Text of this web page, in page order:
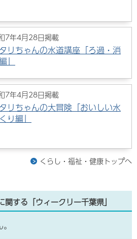
7年4月28日掲載
リちゃんの水道講座「ろ過・消
」
7年4月28日掲載
リちゃんの大冒険「おいしい水
り編」
くらし・福祉・健康トップへ
する「ウィークリー千葉県」